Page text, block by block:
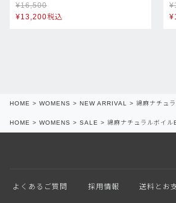
¥16,500
¥13,200税込
¥
¥
HOME WOMENS NEW ARRIVAL 綿麻ナチュ
HOME WOMENS SALE 綿麻ナチュラルボイル
よくあるご質問 採用情報 送料とお